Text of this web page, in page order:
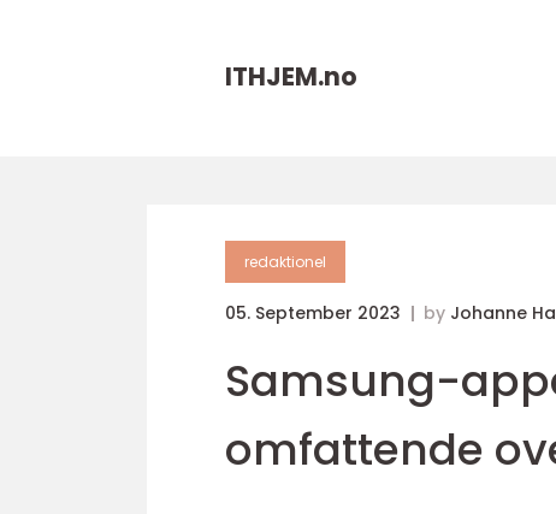
ITHJEM.no
redaktionel
05. September 2023 by Johanne
Samsung-
omfattende